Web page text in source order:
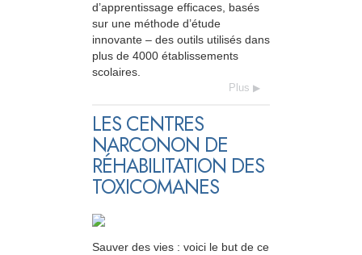
d’apprentissage efficaces, basés
sur une méthode d’étude
innovante – des outils utilisés dans
plus de 4000 établissements
scolaires.
Plus
LES CENTRES
NARCONON DE
RÉHABILITATION DES
TOXICOMANES
Sauver des vies : voici le but de ce